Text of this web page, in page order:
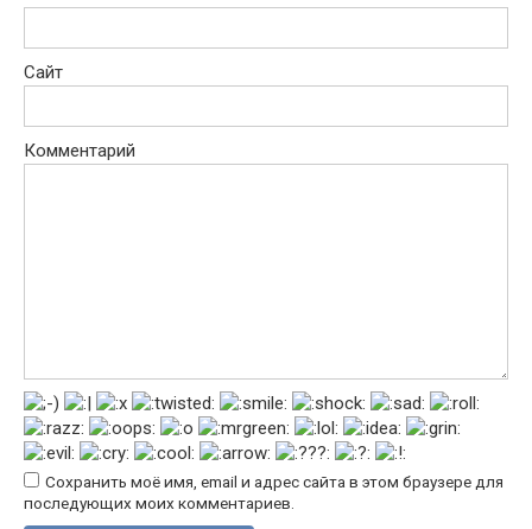
Сайт
Комментарий
Сохранить моё имя, email и адрес сайта в этом браузере для
последующих моих комментариев.